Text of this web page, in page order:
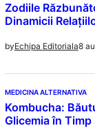
Zodiile
Dinamicii
byEchipa Editoriala8
MEDICINA ALTERNATIVA
Kombucha:
Glicemia în Timp